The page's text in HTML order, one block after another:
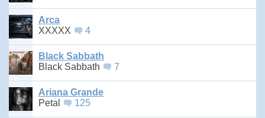
Arca
XXXXX
4
Black Sabbath
Black Sabbath
7
Ariana Grande
Petal
125